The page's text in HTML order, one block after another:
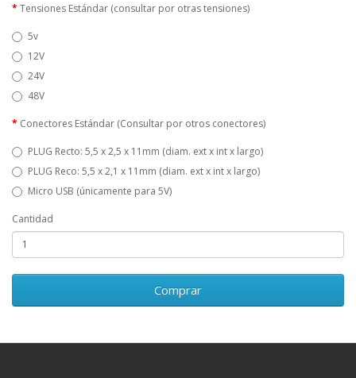
Tensiones Estándar (consultar por otras tensiones)
5v
12V
24V
48V
Conectores Estándar (Consultar por otros conectores)
PLUG Recto: 5,5 x 2,5 x 11mm (diam. ext x int x largo)
PLUG Reco: 5,5 x 2,1 x 11mm (diam. ext x int x largo)
Micro USB (únicamente para 5V)
Cantidad
Comprar